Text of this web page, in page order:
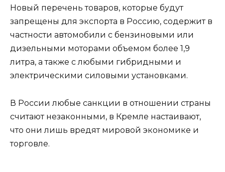
Новый перечень товаров, которые будут
запрещены для экспорта в Россию, содержит в
частности автомобили с бензиновыми или
дизельными моторами объемом более 1,9
литра, а также с любыми гибридными и
электрическими силовыми установками.
В России любые санкции в отношении страны
считают незаконными, в Кремле настаивают,
что они лишь вредят мировой экономике и
торговле.